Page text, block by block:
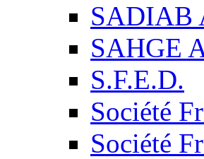
SADIAB
SAHGE
S.F.E.D.
Société
Société